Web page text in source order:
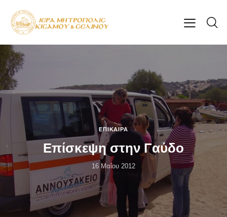
ΕΠΊΚΑΙΡΑ
Επίσκεψη στην Γαύδο
16 Μαΐου 2012